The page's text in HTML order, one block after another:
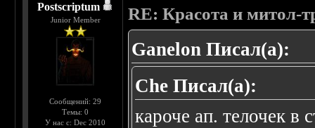
Postscriptum
Junior Member
Сообщений: 29
Темы: 0
У нас с: Dec 2010
RE: Красота и митол-
Ganelon Писал(а):
Che Писал(а):
кароче ап. телочек в